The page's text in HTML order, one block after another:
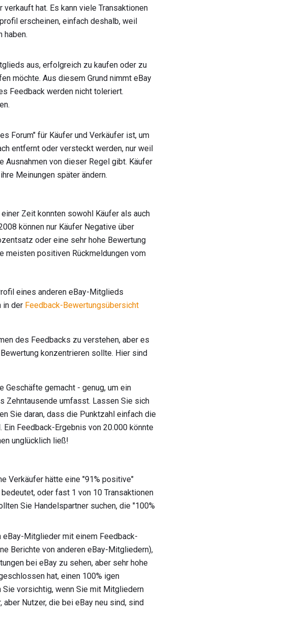
hat. Es kann viele Transaktionen
erscheinen, einfach deshalb, weil
haben.
aus, erfolgreich zu kaufen oder zu
möchte. Aus diesem Grund nimmt eBay
Feedback werden nicht toleriert.
Forum" für Käufer und Verkäufer ist, um
entfernt oder versteckt werden, nur weil
Ausnahmen von dieser Regel gibt. Käufer
Meinungen später ändern.
einer Zeit konnten sowohl Käufer als auch
können nur Käufer Negative über
oder eine sehr hohe Bewertung
meisten positiven Rückmeldungen vom
eines anderen eBay-Mitglieds
in der Feedback-Bewertungsübersicht
des Feedbacks zu verstehen, aber es
konzentrieren sollte. Hier sind
Geschäfte gemacht - genug, um ein
Zehntausende umfasst. Lassen Sie sich
Sie daran, dass die Punktzahl einfach die
Feedback-Ergebnis von 20.000 könnte
unglücklich ließ!
Verkäufer hätte eine "91% positive"
oder fast 1 von 10 Transaktionen
Sie Handelspartner suchen, die "100%
eBay-Mitglieder mit einem Feedback-
Berichte von anderen eBay-Mitgliedern),
bei eBay zu sehen, aber sehr hohe
hat, einen 100% igen
vorsichtig, wenn Sie mit Mitgliedern
Nutzer, die bei eBay neu sind, sind